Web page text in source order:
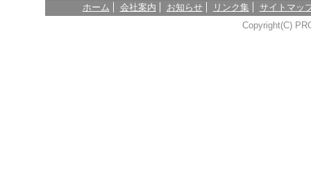
ホーム 会社案内 お知らせ リンク集
サイトマッ
Copyright(C)